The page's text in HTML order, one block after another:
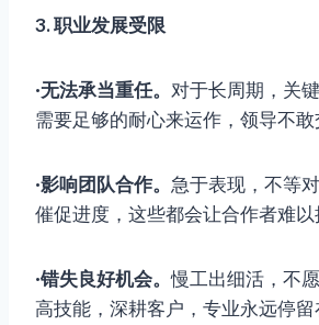
3. 职业发展受限
·无法承当重任。 对于长周期，关
需要足够的耐心来运作，领导不敢
·影响团队合作。 急于表现，不等
催促进度，这些都会让合作者难以
·错失良好机会。慢工出细活，不
高技能，深耕客户，专业永远停